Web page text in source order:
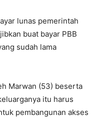
lunas pemerintah
buat bayar PBB
sudah lama
Marwan (53) beserta
itu harus
pembangunan akses